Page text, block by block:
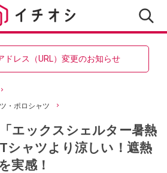
ドレス（URL）変更のお知らせ
・ポロシャツ
エックスシェルター暑熱
シャツより涼しい！遮熱
実感！